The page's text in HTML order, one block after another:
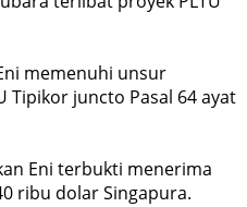
memenuhi unsur
Tipikor juncto Pasal 64 ayat
Eni terbukti menerima
ribu dolar Singapura.